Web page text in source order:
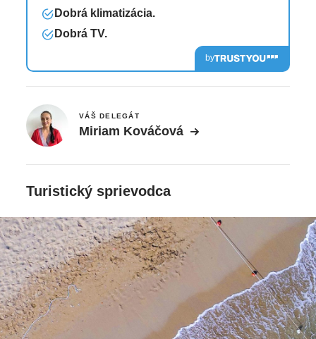
Dobrá klimatizácia.
Dobrá TV.
by
VÁŠ DELEGÁT
Miriam Kováčová
Turistický sprievodca